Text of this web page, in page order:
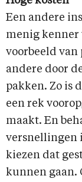
Een andere
menig kenner
voorbeeld van
andere door
pakken. Zo is
een rek
maakt. En
versnellingen
kiezen dat
kunnen gaan.